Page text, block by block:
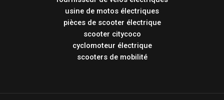
usine de motos électriques
pièces de scooter électrique
scooter citycoco
cyclomoteur électrique
scooters de mobilité